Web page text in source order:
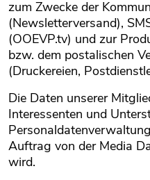
zum Zwecke der
(Newsletterversand),
(OOEVP.tv) und zur
bzw. dem postalischen
(Druckereien,
Die Daten unserer
Interessenten und
Auftrag von der Media
wird.